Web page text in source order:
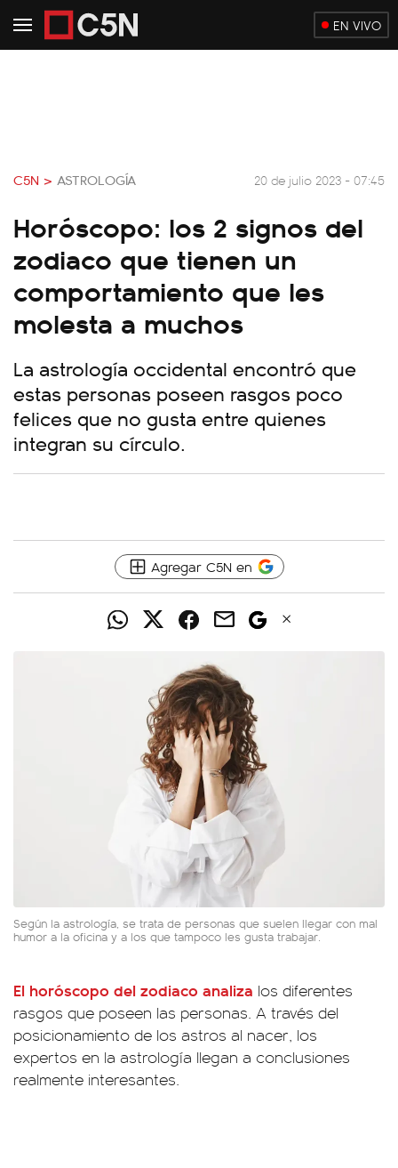
EN VIVO
C5N > ASTROLOGÍA 20 de julio 2023 - 07:45
Horóscopo: los 2 signos del
zodiaco que tienen un
comportamiento que les
molesta a muchos
La astrología occidental encontró que
estas personas poseen rasgos poco
felices que no gusta entre quienes
integran su círculo.
Agregar C5N en
Según la astrología, se trata de personas que suelen llegar con mal
humor a la oficina y a los que tampoco les gusta trabajar.
El horóscopo del zodiaco analiza los diferentes
rasgos que poseen las personas. A través del
posicionamiento de los astros al nacer, los
expertos en la astrología llegan a conclusiones
realmente interesantes.